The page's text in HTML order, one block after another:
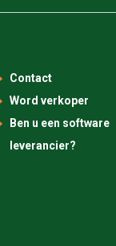
Contact
Word verkoper
Ben u een software
leverancier?